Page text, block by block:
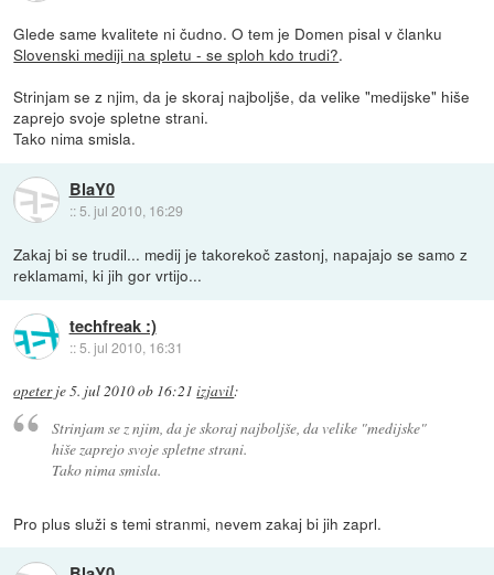
Glede same kvalitete ni čudno. O tem je Domen pisal v članku
Slovenski mediji na spletu - se sploh kdo trudi?.
Strinjam se z njim, da je skoraj najboljše, da velike "medijske" hiše
zaprejo svoje spletne strani.
Tako nima smisla.
BlaY0
:: 5. jul 2010, 16:29
Zakaj bi se trudil... medij je takorekoč zastonj, napajajo se samo z
reklamami, ki jih gor vrtijo...
techfreak :)
::5. jul 2010, 16:31
opeterje5. jul 2010 ob 16:21 izjavil:
Strinjam se z njim, da je skoraj najboljše, da velike "medijske"
hiše zaprejo svoje spletne strani.
Tako nima smisla.
Pro plus služi s temi stranmi, nevem zakaj bi jih zaprl.